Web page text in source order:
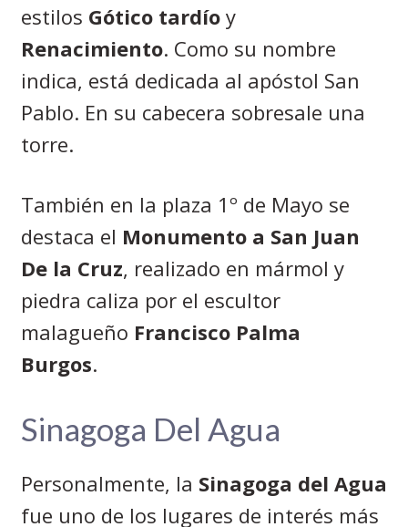
estilos Gótico tardío y
Renacimiento. Como su nombre
indica, está dedicada al apóstol San
Pablo. En su cabecera sobresale una
torre.
También en la plaza 1º de Mayo se
destaca el Monumento a San Juan
De la Cruz, realizado en mármol y
piedra caliza por el escultor
malagueño Francisco Palma
Burgos.
Sinagoga Del Agua
Personalmente, la Sinagoga del Agua
fue uno de los lugares de interés más